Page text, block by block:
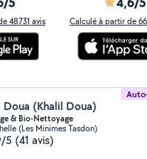
48731 avis Calculé à partir de
Doua (Khalil Doua)
& Bio-Nettoyage
(Les Minimes Tasdon)
5 (41 avis)